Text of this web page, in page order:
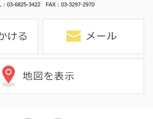
：03-6825-3422 FAX：03-3297-2970